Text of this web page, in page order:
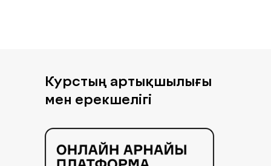
Курстың артықшылығы
мен ерекшелігі